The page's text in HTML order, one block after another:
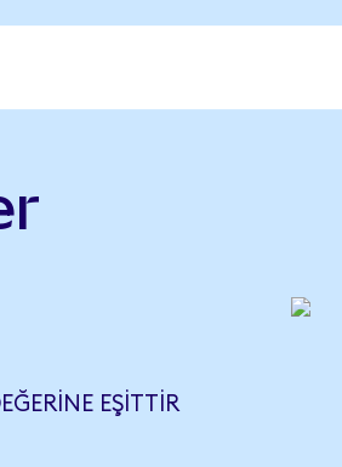
EŞITTIR